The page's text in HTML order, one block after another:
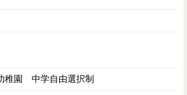
稚園 中学自由選択制